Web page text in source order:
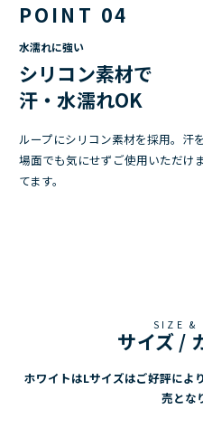
POINT 04
水濡れに強い
シリコン素材で
汗・水濡れOK
ループにシリコン素材を採用。汗
場面でも気にせずご使用いただけ
てます。
SIZE &
サイズ /
ホワイトはLサイズはご好評によ
売とな